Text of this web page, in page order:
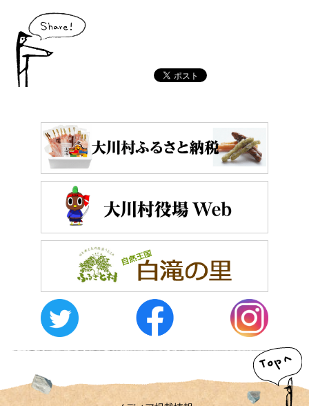
コックさんのいる道の駅ならぬ「村の駅」や鉱山跡地にある学校を活用した
宿泊施設など、村にある施設をご紹介！
イベントレポート メディア掲載 日々のこと
メディア掲載情報 運営者情報
サイトポリシー